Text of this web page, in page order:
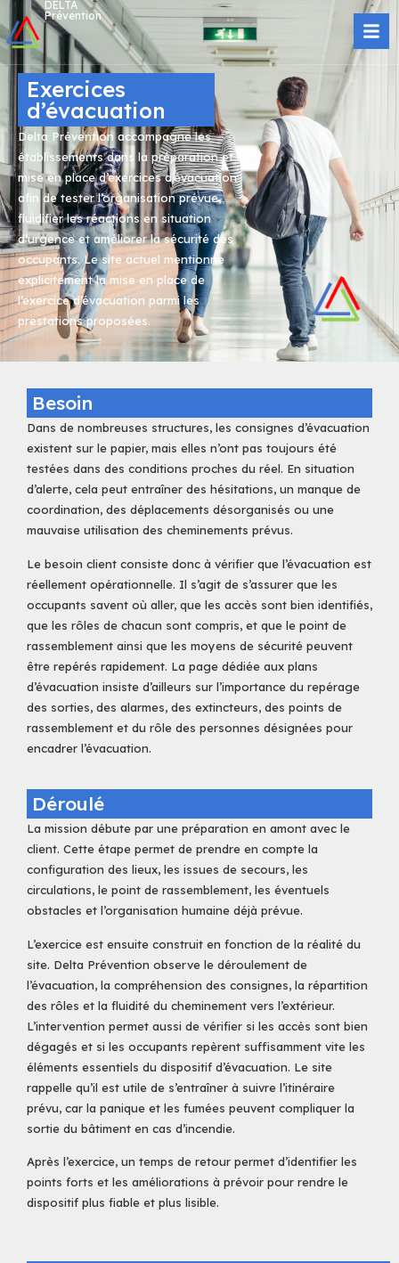
DELTA
Prévention
Exercices
d’évacuation
Delta Prévention accompagne les
établissements dans la préparation et la
mise en place d’exercices d’évacuation
afin de tester l’organisation prévue,
fluidifier les réactions en situation
d’urgence et améliorer la sécurité des
occupants. Le site actuel mentionne
explicitement la mise en place de
l’exercice d’évacuation parmi les
prestations proposées.
Besoin
Dans de nombreuses structures, les consignes d’évacuation
existent sur le papier, mais elles n’ont pas toujours été
testées dans des conditions proches du réel. En situation
d’alerte, cela peut entraîner des hésitations, un manque de
coordination, des déplacements désorganisés ou une
mauvaise utilisation des cheminements prévus.
Le besoin client consiste donc à vérifier que l’évacuation est
réellement opérationnelle. Il s’agit de s’assurer que les
occupants savent où aller, que les accès sont bien identifiés,
que les rôles de chacun sont compris, et que le point de
rassemblement ainsi que les moyens de sécurité peuvent
être repérés rapidement. La page dédiée aux plans
d’évacuation insiste d’ailleurs sur l’importance du repérage
des sorties, des alarmes, des extincteurs, des points de
rassemblement et du rôle des personnes désignées pour
encadrer l’évacuation.
Déroulé
La mission débute par une préparation en amont avec le
client. Cette étape permet de prendre en compte la
configuration des lieux, les issues de secours, les
circulations, le point de rassemblement, les éventuels
obstacles et l’organisation humaine déjà prévue.
L’exercice est ensuite construit en fonction de la réalité du
site. Delta Prévention observe le déroulement de
l’évacuation, la compréhension des consignes, la répartition
des rôles et la fluidité du cheminement vers l’extérieur.
L’intervention permet aussi de vérifier si les accès sont bien
dégagés et si les occupants repèrent suffisamment vite les
éléments essentiels du dispositif d’évacuation. Le site
rappelle qu’il est utile de s’entraîner à suivre l’itinéraire
prévu, car la panique et les fumées peuvent compliquer la
sortie du bâtiment en cas d’incendie.
Après l’exercice, un temps de retour permet d’identifier les
points forts et les améliorations à prévoir pour rendre le
dispositif plus fiable et plus lisible.